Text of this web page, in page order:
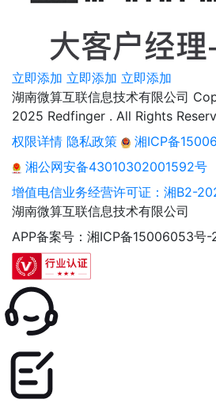
立即添加 立即添加 立即添加
湖南微算互联信息技术有限公司
2025 Redfinger . All Rights
权限详情 隐私政策
湘ICP备
湘公网安备43010302001592号
增值电信业务经营许可证：湘B2-
湖南微算互联信息技术有限公司
APP备案号：湘ICP备15006053号-